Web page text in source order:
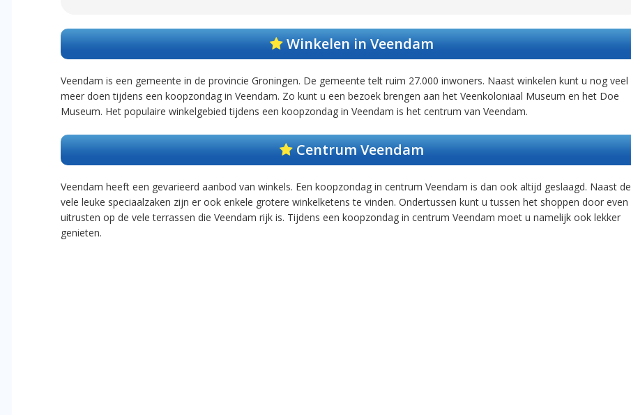
Winkelen in Veendam
Veendam is een gemeente in de provincie Groningen. De gemeente telt ruim 27.000 inwoners. Naast winkelen kunt u nog veel
meer doen tijdens een koopzondag in Veendam. Zo kunt u een bezoek brengen aan het Veenkoloniaal Museum en het Doe
Museum. Het populaire winkelgebied tijdens een koopzondag in Veendam is het centrum van Veendam.
Centrum Veendam
Veendam heeft een gevarieerd aanbod van winkels. Een koopzondag in centrum Veendam is dan ook altijd geslaagd. Naast de
vele leuke speciaalzaken zijn er ook enkele grotere winkelketens te vinden. Ondertussen kunt u tussen het shoppen door even
uitrusten op de vele terrassen die Veendam rijk is. Tijdens een koopzondag in centrum Veendam moet u namelijk ook lekker
genieten.